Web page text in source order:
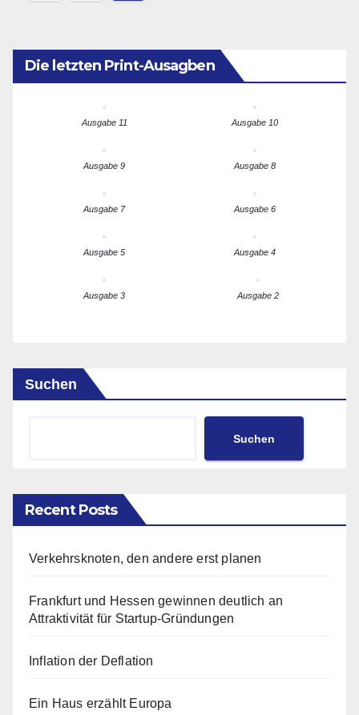
der
Die letzten Print-Ausagben
Ausgabe 11 Ausgabe 10
Ausgabe 9 Ausgabe 8
Ausgabe 7 Ausgabe 6
Ausgabe 5 Ausgabe 4
Ausgabe 3 Ausgabe 2
Suchen
Suchen
Recent Posts
Verkehrsknoten, den andere erst planen
Frankfurt und Hessen gewinnen deutlich an
Attraktivität für Startup-Gründungen
Inflation der Deflation
Ein Haus erzählt Europa